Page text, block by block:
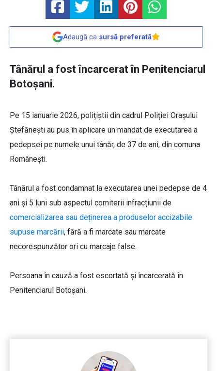
Adaugă ca sursă preferată
Tânărul a fost încarcerat în Penitenciarul
Botoșani.
Pe 15 ianuarie 2026, polițiștii din cadrul Poliției Orașului
Ștefănești au pus în aplicare un mandat de executarea a
pedepsei pe numele unui tânăr, de 37 de ani, din comuna
Românești.
Tânărul a fost condamnat la executarea unei pedepse de 4
ani și 5 luni sub aspectul comiterii infracțiunii de
comercializarea sau deținerea a produselor accizabile
supuse marcării, fără a fi marcate sau marcate
necorespunzător ori cu marcaje false.
Persoana în cauză a fost escortată și încarcerată în
Penitenciarul Botoșani.